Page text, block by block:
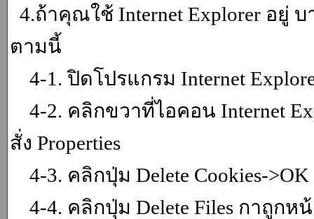
4.ถ้าคุณใช้ Internet Explorer อยู่
ตามนี้
4-1. ปิดโปรแกรม Internet
4-2. คลิกขวาที่ไอคอน Internet
สั่ง Properties
4-3. คลิกปุ่ม Delete Cookies->OK
4-4. คลิกปุ่ม Delete Files กาถูกหน้